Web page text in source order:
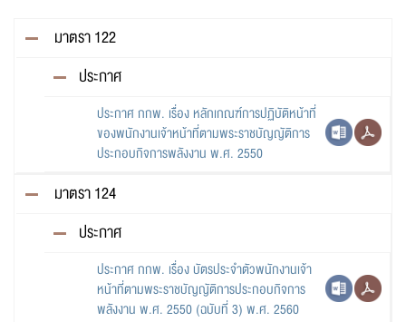
ระบบโครงข่ายพลังงาน
มาตรา 122
ประกาศ
ประกาศ กกพ. เรื่อง หลักเกณฑ์การปฏิบัติหน้าที่
ของพนักงานเจ้าหน้าที่ตามพระราชบัญญัติการ
ประกอบกิจการพลังงาน พ.ศ. 2550
มาตรา 124
ประกาศ
ประกาศ กกพ. เรื่อง บัตรประจำตัวพนักงานเจ้า
หน้าที่ตามพระราชบัญญัติการประกอบกิจการ
พลังงาน พ.ศ. 2550 (ฉบับที่ 3) พ.ศ. 2560